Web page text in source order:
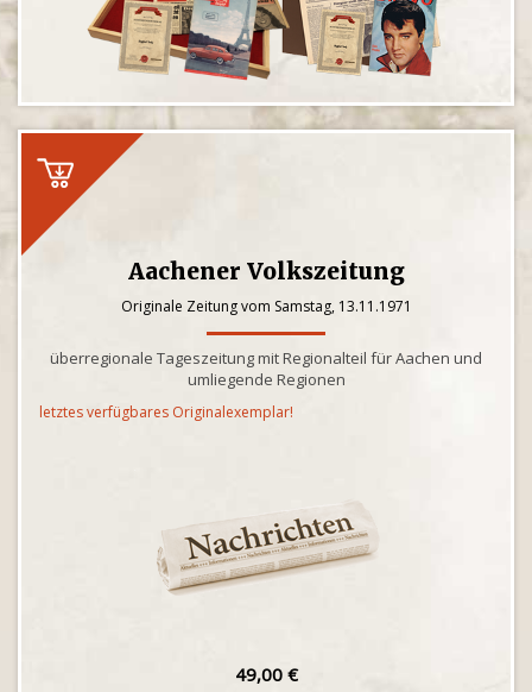
Aachener Volkszeitung
Originale Zeitung vom Samstag, 13.11.1971
überregionale Tageszeitung mit Regionalteil für Aachen und
umliegende Regionen
letztes verfügbares Originalexemplar!
49,00 €